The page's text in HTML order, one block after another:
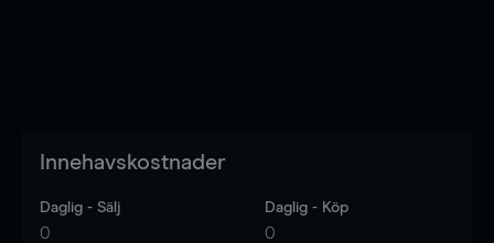
Innehavskostnader
Daglig - Sälj
0
Daglig - Köp
0